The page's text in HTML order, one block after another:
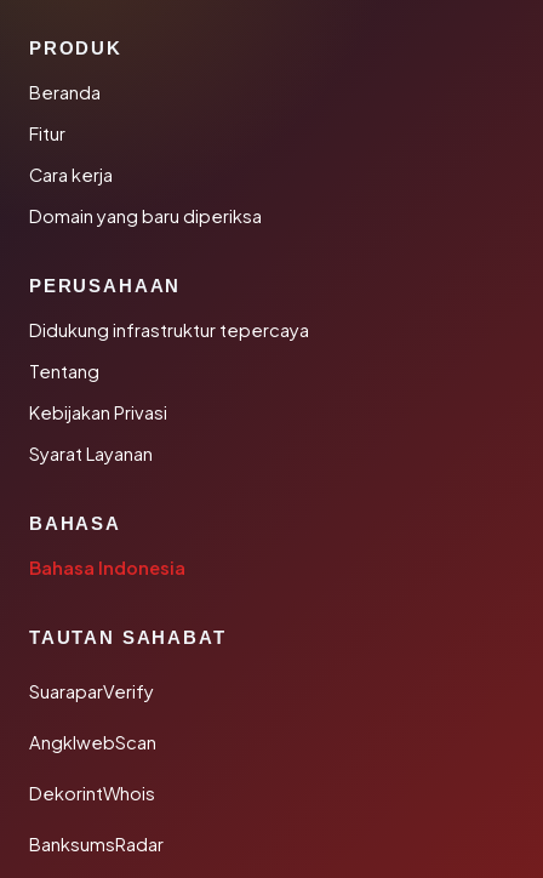
PRODUK
Beranda
Fitur
Cara kerja
Domain yang baru diperiksa
PERUSAHAAN
Didukung infrastruktur tepercaya
Tentang
Kebijakan Privasi
Syarat Layanan
BAHASA
Bahasa Indonesia
TAUTAN SAHABAT
SuaraparVerify
AngklwebScan
DekorintWhois
BanksumsRadar